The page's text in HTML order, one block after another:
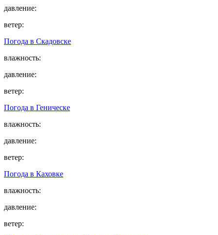
давление:
ветер:
Погода в Скадовске
влажность:
давление:
ветер:
Погода в Геническе
влажность:
давление:
ветер:
Погода в Каховке
влажность:
давление:
ветер: